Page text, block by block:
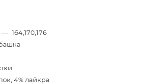
— 164,170,176
4% лайкра